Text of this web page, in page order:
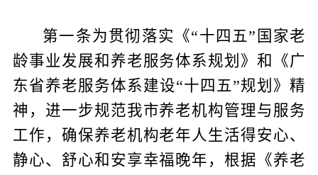
第一条为贯彻落实《“十四五”国家老
龄事业发展和养老服务体系规划》和《广
东省养老服务体系建设“十四五”规划》精
神，进一步规范我市养老机构管理与服务
工作，确保养老机构老年人生活得安心、
静心、舒心和安享幸福晚年，根据《养老